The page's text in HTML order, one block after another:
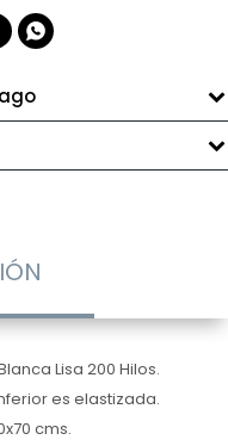

Lisa 200 Hilos.
es elastizada.
cms.